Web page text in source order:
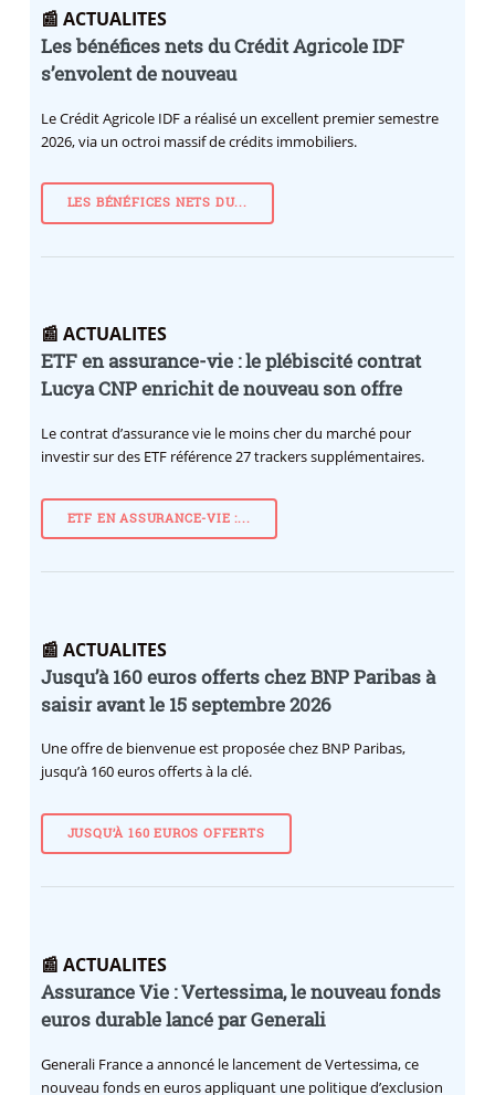
📰 ACTUALITES
Les bénéfices nets du Crédit Agricole IDF
s’envolent de nouveau
Le Crédit Agricole IDF a réalisé un excellent premier semestre
2026, via un octroi massif de crédits immobiliers.
LES BÉNÉFICES NETS DU...
📰 ACTUALITES
ETF en assurance-vie : le plébiscité contrat
Lucya CNP enrichit de nouveau son offre
Le contrat d’assurance vie le moins cher du marché pour
investir sur des ETF référence 27 trackers supplémentaires.
ETF EN ASSURANCE-VIE :...
📰 ACTUALITES
Jusqu’à 160 euros offerts chez BNP Paribas à
saisir avant le 15 septembre 2026
Une offre de bienvenue est proposée chez BNP Paribas,
jusqu’à 160 euros offerts à la clé.
JUSQU’À 160 EUROS OFFERTS
📰 ACTUALITES
Assurance Vie : Vertessima, le nouveau fonds
euros durable lancé par Generali
Generali France a annoncé le lancement de Vertessima, ce
nouveau fonds en euros appliquant une politique d’exclusion